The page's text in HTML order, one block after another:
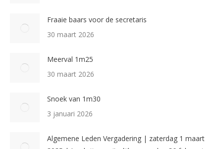
Fraaie baars voor de secretaris
30 maart 2026
Meerval 1m25
30 maart 2026
Snoek van 1m30
3 januari 2026
Algemene Leden Vergadering | zaterdag 1 maart